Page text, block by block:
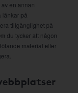
en annan
länkar på
tillgänglighet på
du tycker att någon
material eller